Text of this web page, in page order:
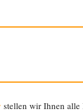
stellen wir Ihnen